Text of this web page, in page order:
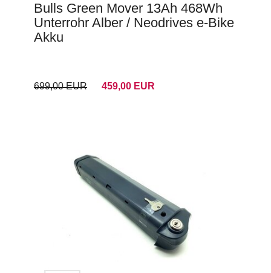
Bulls Green Mover 13Ah 468Wh
Unterrohr Alber / Neodrives e-Bike
Akku
699,00 EUR 459,00 EUR